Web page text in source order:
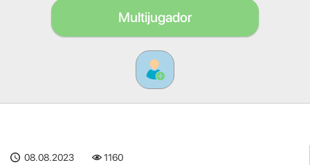
Multijugador
08.08.2023 1160